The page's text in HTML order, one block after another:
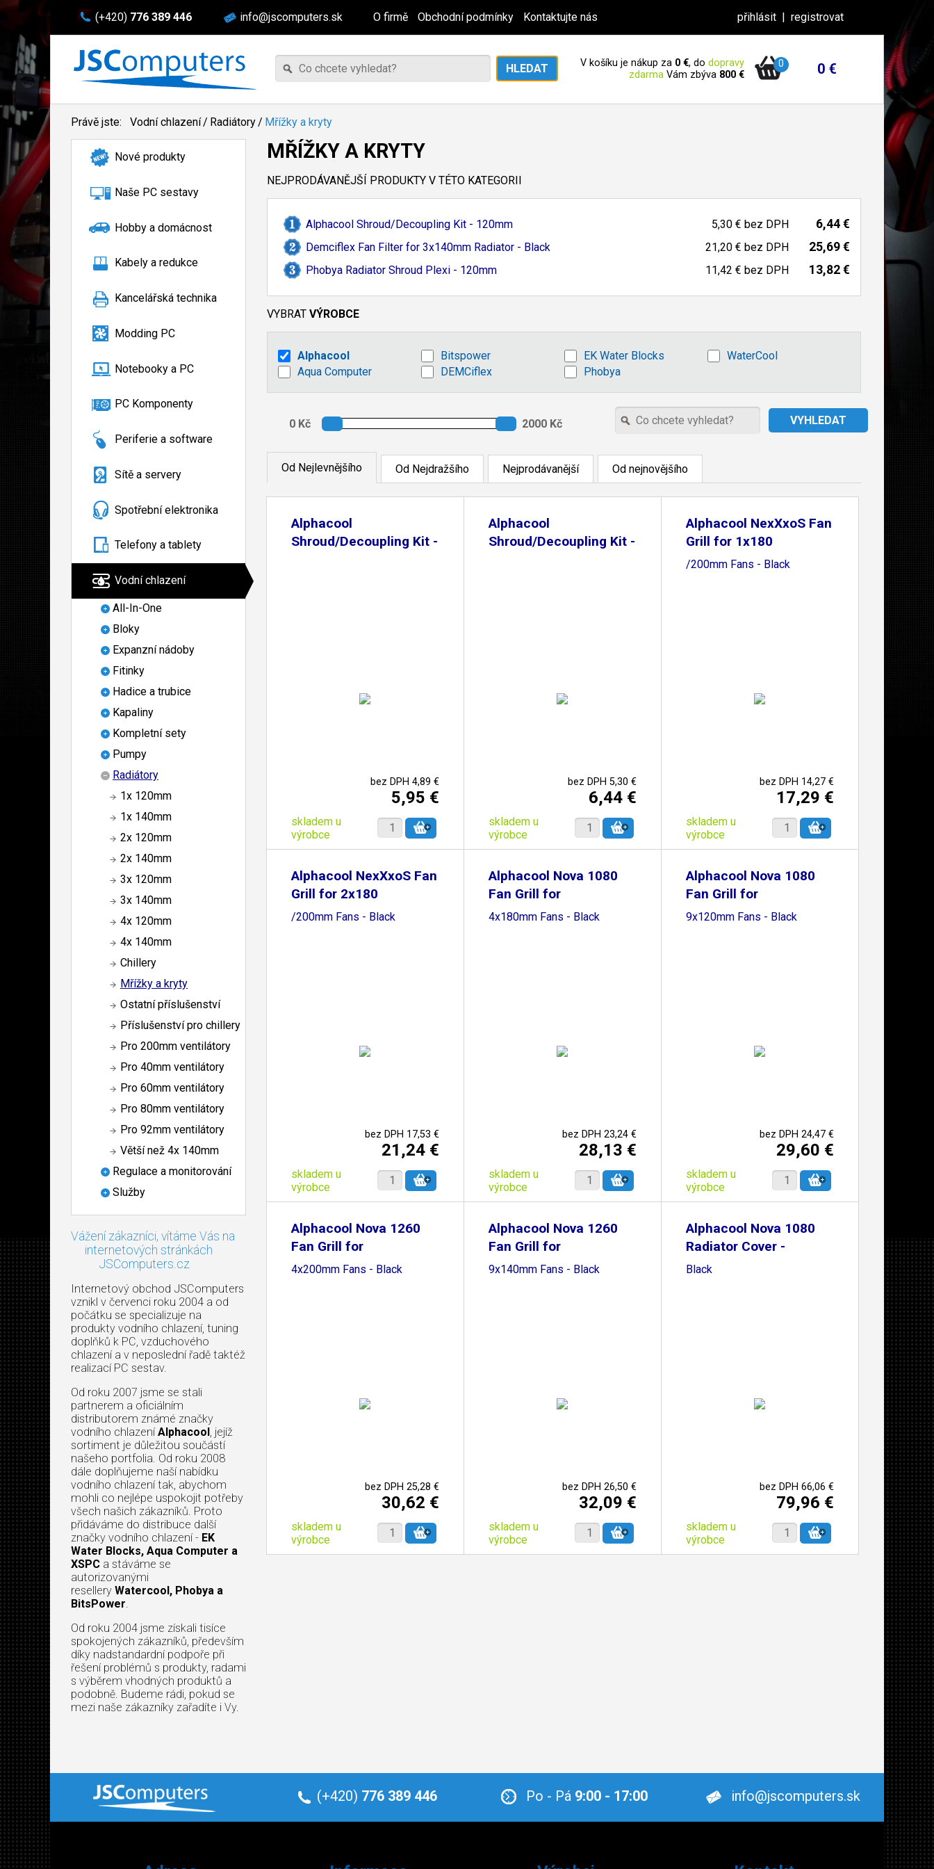
(+420) 776 389 446 info@jscomputers.sk O firmě Obchodní podmínky Kontaktujte nás přihlásit | registrovat
V košíku je nákup za 0 €, do dopravy
zdarma Vám zbýva 800 €
0 0 €
Právě jste: Vodní chlazení/ Radiátory/ Mřížky a kryty
Nové produkty
Naše PC sestavy
Hobby a domácnost
Kabely a redukce
Kancelářská technika
Modding PC
Notebooky a PC
PC Komponenty
Periferie a software
Sítě a servery
Spotřební elektronika
Telefony a tablety
Vodní chlazení
All-In-One
Bloky
Expanzní nádoby
Fitinky
Hadice a trubice
Kapaliny
Kompletní sety
Pumpy
Radiátory
1x 120mm
1x 140mm
2x 120mm
2x 140mm
3x 120mm
3x 140mm
4x 120mm
4x 140mm
Chillery
Mřížky a kryty
Ostatní příslušenství
Příslušenství pro chillery
Pro 200mm ventilátory
Pro 40mm ventilátory
Pro 60mm ventilátory
Pro 80mm ventilátory
Pro 92mm ventilátory
Větší než 4x 140mm
Regulace a monitorování
Služby
Vážení zákazníci, vítáme Vás na
internetových stránkách
JSComputers.cz
Internetový obchod JSComputers
vznikl v červenci roku 2004 a od
počátku se specializuje na
produkty vodního chlazení, tuning
doplňků k PC, vzduchového
chlazení a v neposlední řadě taktéž
realizací PC sestav.
Od roku 2007 jsme se stali
partnerem a oficiálním
distributorem známé značky
vodního chlazení Alphacool, jejíž
sortiment je důležitou součástí
našeho portfolia. Od roku 2008
dále doplňujeme naší nabídku
vodního chlazení tak, abychom
mohli co nejlépe uspokojit potřeby
všech našich zákazníků. Proto
přidáváme do distribuce další
značky vodního chlazení - EK
Water Blocks, Aqua Computer a
XSPC a stáváme se
autorizovanými
resellery Watercool, Phobya a
BitsPower.
Od roku 2004 jsme získali tisíce
spokojených zákazníků, především
díky nadstandardní podpoře při
řešení problémů s produkty, radami
s výběrem vhodných produktů a
podobně. Budeme rádi, pokud se
mezi naše zákazníky zařadíte i Vy.
MŘÍŽKY A KRYTY
NEJPRODÁVANĚJŠÍ PRODUKTY V TÉTO KATEGORII
Alphacool Shroud/Decoupling Kit - 120mm 5,30 € bez DPH 6,44 €
Demciflex Fan Filter for 3x140mm Radiator - Black 21,20 € bez DPH 25,69 €
Phobya Radiator Shroud Plexi - 120mm 11,42 € bez DPH 13,82 €
VYBRAT VÝROBCE
Alphacool Bitspower EK Water Blocks
WaterCool
Aqua Computer
DEMCiflex Phobya
Od Nejlevnějšího Od Nejdražšího Nejprodávanější Od nejnovějšího
Alphacool
Shroud/Decoupling Kit -
bez DPH 4,89 €
5,95 €
skladem u
výrobce
Alphacool
Shroud/Decoupling Kit -
bez DPH 5,30 €
6,44 €
skladem u
výrobce
Alphacool NexXxoS Fan
Grill for 1x180
/200mm Fans - Black
bez DPH 14,27 €
17,29 €
skladem u
výrobce
Alphacool NexXxoS Fan
Grill for 2x180
/200mm Fans - Black
bez DPH 17,53 €
21,24 €
skladem u
výrobce
Alphacool Nova 1080
Fan Grill for
4x180mm Fans - Black
bez DPH 23,24 €
28,13 €
skladem u
výrobce
Alphacool Nova 1080
Fan Grill for
9x120mm Fans - Black
bez DPH 24,47 €
29,60 €
skladem u
výrobce
Alphacool Nova 1260
Fan Grill for
4x200mm Fans - Black
bez DPH 25,28 €
30,62 €
skladem u
výrobce
Alphacool Nova 1260
Fan Grill for
9x140mm Fans - Black
bez DPH 26,50 €
32,09 €
skladem u
výrobce
Alphacool Nova 1080
Radiator Cover -
Black
bez DPH 66,06 €
79,96 €
skladem u
výrobce
(+420) 776 389 446 Po - Pá 9:00 - 17:00 info@jscomputers.sk